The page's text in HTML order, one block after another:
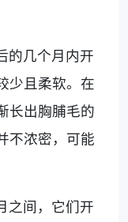
的几个月内开
少且柔软。在
长出胸脯毛的
不浓密，可能
之间，它们开